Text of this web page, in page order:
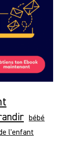
bébé
l'enfant